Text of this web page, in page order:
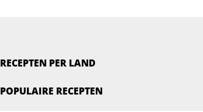
RECEPTEN PER LAND
POPULAIRE RECEPTEN